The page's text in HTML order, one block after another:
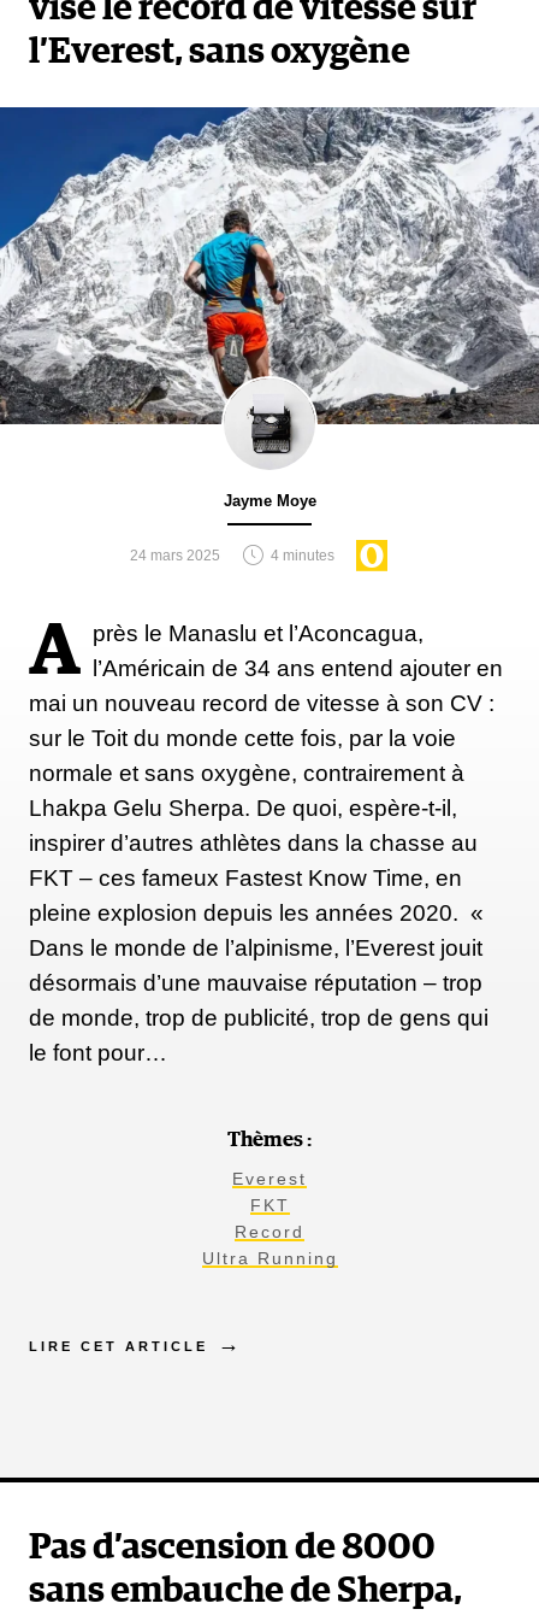
vise le record de vitesse sur
l’Everest, sans oxygène
Jayme Moye
24 mars 2025 4 minutes
A près le Manaslu et l’Aconcagua,
l’Américain de 34 ans entend ajouter en
mai un nouveau record de vitesse à son CV :
sur le Toit du monde cette fois, par la voie
normale et sans oxygène, contrairement à
Lhakpa Gelu Sherpa. De quoi, espère-t-il,
inspirer d’autres athlètes dans la chasse au
FKT – ces fameux Fastest Know Time, en
pleine explosion depuis les années 2020. «
Dans le monde de l’alpinisme, l’Everest jouit
désormais d’une mauvaise réputation – trop
de monde, trop de publicité, trop de gens qui
le font pour…
Thèmes :
Everest
FKT
Record
Ultra Running
LIRE CET ARTICLE
Pas d’ascension de 8000
sans embauche de Sherpa,